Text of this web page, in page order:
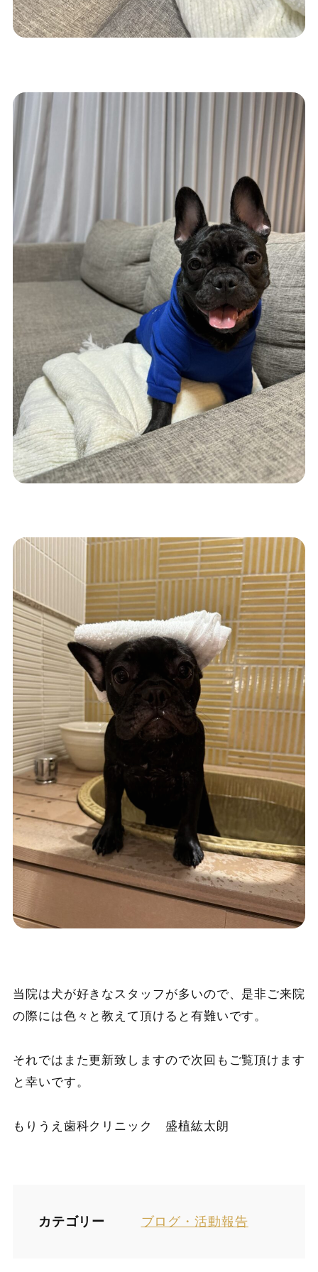
当院は犬が好きなスタッフが多いので、是非ご来院
の際には色々と教えて頂けると有難いです。
それではまた更新致しますので次回もご覧頂けます
と幸いです。
もりうえ歯科クリニック 盛植紘太朗
カテゴリー ブログ・活動報告